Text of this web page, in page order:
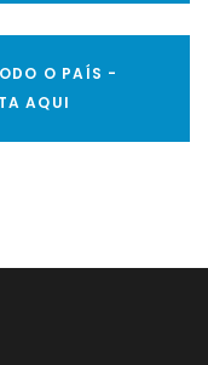
O PAÍS -
AQUI